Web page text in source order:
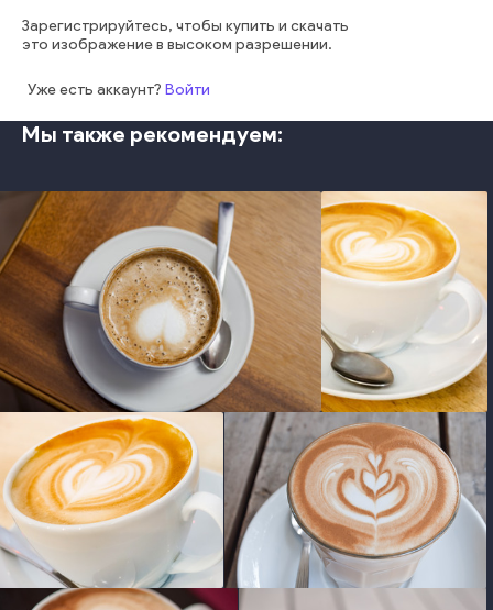
Зарегистрируйтесь, чтобы купить и скачать
это изображение в высоком разрешении.
Уже есть аккаунт? Войти
Мы также рекомендуем:
photo photo
photo